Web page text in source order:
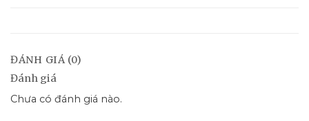
ĐÁNH GIÁ (0)
Đánh giá
Chưa có đánh giá nào.